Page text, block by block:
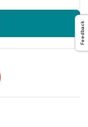
Feedback